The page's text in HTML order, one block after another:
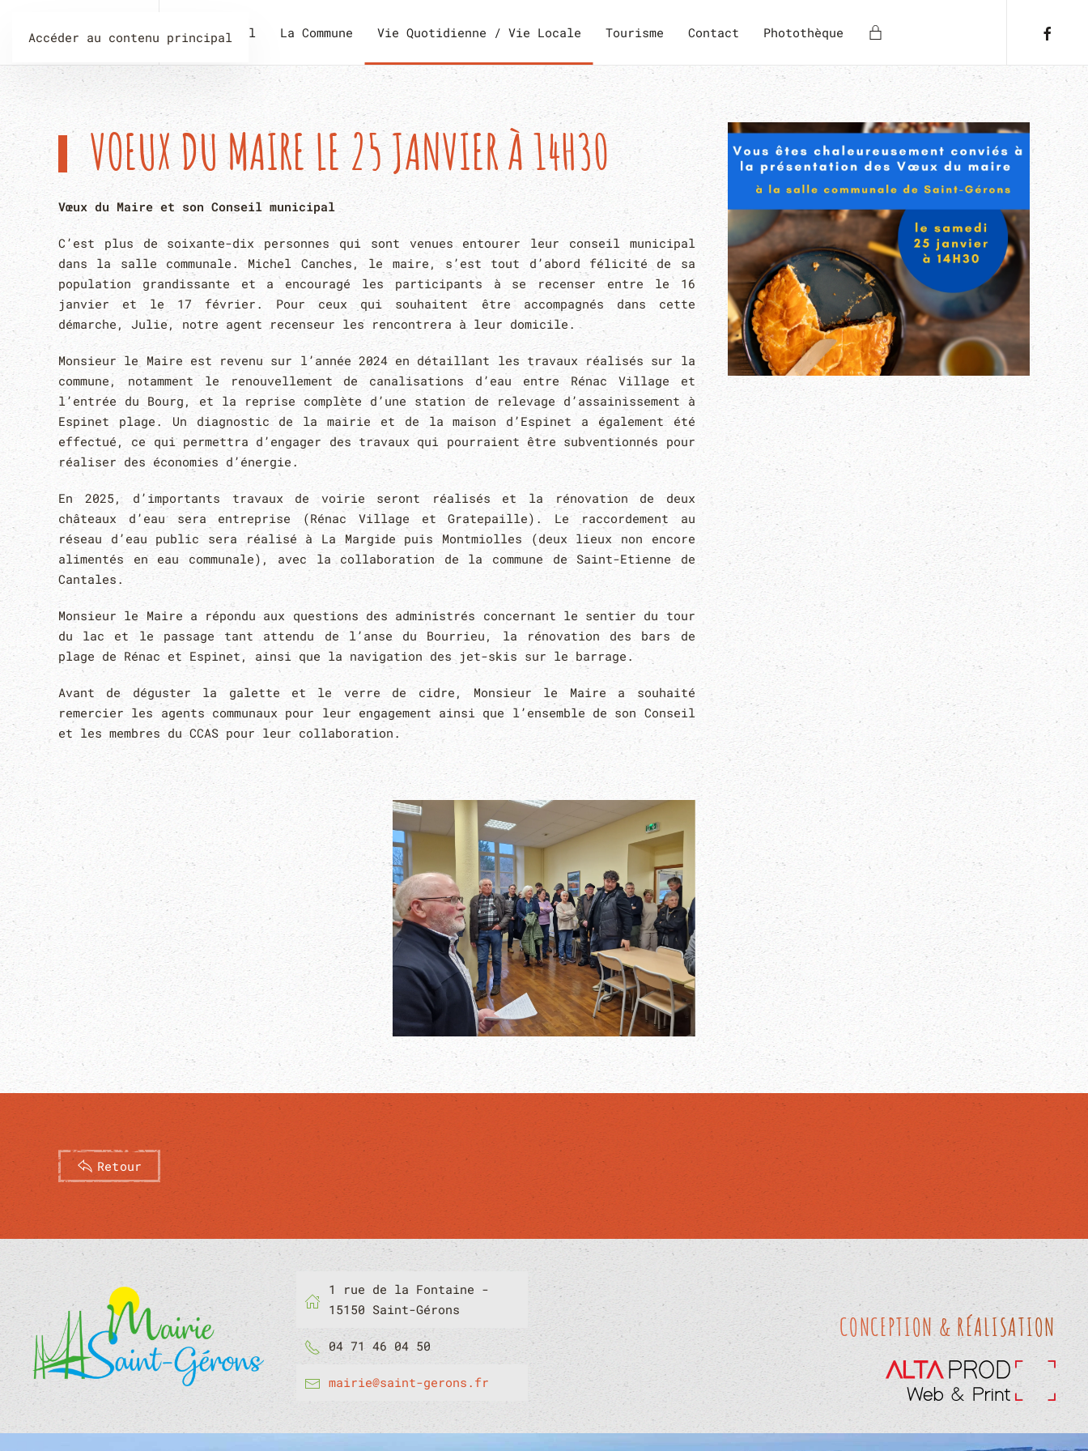
Accéder au contenu principal
Accueil La Commune Vie Quotidienne / Vie Locale Tourisme Contact Photothèque
VOEUX DU MAIRE LE 25 JANVIER À 14H30
Vœux du Maire et son Conseil municipal
C’est plus de soixante-dix personnes qui sont venues entourer leur conseil municipal
dans la salle communale. Michel Canches, le maire, s’est tout d’abord félicité de sa
population grandissante et a encouragé les participants à se recenser entre le 16
janvier et le 17 février. Pour ceux qui souhaitent être accompagnés dans cette
démarche, Julie, notre agent recenseur les rencontrera à leur domicile.
Monsieur le Maire est revenu sur l’année 2024 en détaillant les travaux réalisés sur la
commune, notamment le renouvellement de canalisations d’eau entre Rénac Village et
l’entrée du Bourg, et la reprise complète d’une station de relevage d’assainissement à
Espinet plage. Un diagnostic de la mairie et de la maison d’Espinet a également été
effectué, ce qui permettra d’engager des travaux qui pourraient être subventionnés pour
réaliser des économies d’énergie.
En 2025, d’importants travaux de voirie seront réalisés et la rénovation de deux
châteaux d’eau sera entreprise (Rénac Village et Gratepaille). Le raccordement au
réseau d’eau public sera réalisé à La Margide puis Montmiolles (deux lieux non encore
alimentés en eau communale), avec la collaboration de la commune de Saint-Etienne de
Cantales.
Monsieur le Maire a répondu aux questions des administrés concernant le sentier du tour
du lac et le passage tant attendu de l’anse du Bourrieu, la rénovation des bars de
plage de Rénac et Espinet, ainsi que la navigation des jet-skis sur le barrage.
Avant de déguster la galette et le verre de cidre, Monsieur le Maire a souhaité
remercier les agents communaux pour leur engagement ainsi que l’ensemble de son Conseil
et les membres du CCAS pour leur collaboration.
Retour
1 rue de la Fontaine -
15150 Saint-Gérons
04 71 46 04 50
mairie@saint-gerons.fr
CONCEPTION & RÉALISATION